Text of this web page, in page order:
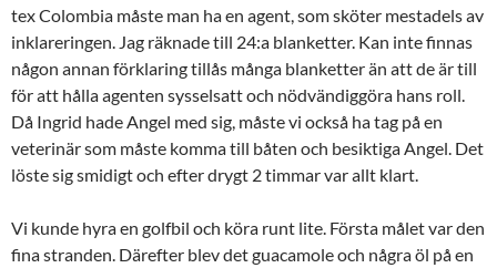
tex Colombia måste man ha en agent, som sköter mestadels av
inklareringen. Jag räknade till 24:a blanketter. Kan inte finnas
någon annan förklaring tillås många blanketter än att de är till
för att hålla agenten sysselsatt och nödvändiggöra hans roll.
Då Ingrid hade Angel med sig, måste vi också ha tag på en
veterinär som måste komma till båten och besiktiga Angel. Det
löste sig smidigt och efter drygt 2 timmar var allt klart.
Vi kunde hyra en golfbil och köra runt lite. Första målet var den
fina stranden. Därefter blev det guacamole och några öl på en